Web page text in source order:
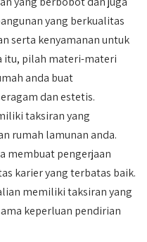
yang berkualitas
serta kenyamanan untuk
itu, pilah materi-materi
anda buat
dan estetis.
taksiran yang
rumah lamunan anda.
membuat pengerjaan
karier yang terbatas baik.
memiliki taksiran yang
keperluan pendirian